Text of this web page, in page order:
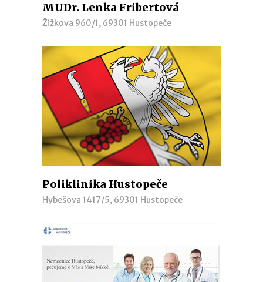
MUDr. Lenka Fribertová
Žižkova 960/1, 69301 Hustopeče
Poliklinika Hustopeče
Hybešova 1417/5, 69301 Hustopeče